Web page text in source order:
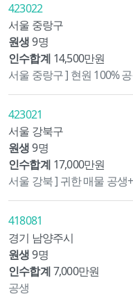
423022
서울 중랑구
원생 9명
인수합계 14,500만원
서울 중랑구 ] 현원 100%
423021
서울 강북구
원생 9명
인수합계 17,000만원
서울 강북 ] 귀한 매물 공생
418081
경기 남양주시
원생 9명
인수합계7,000만원
공생